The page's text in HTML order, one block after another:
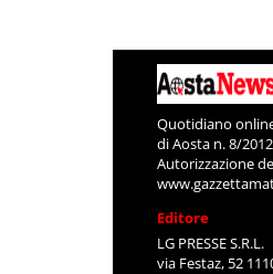
Quotidiano
di Aosta n. 8/2012
Autorizzazione
Editore
LG PRESSE S.R.L.
via Festaz, 52